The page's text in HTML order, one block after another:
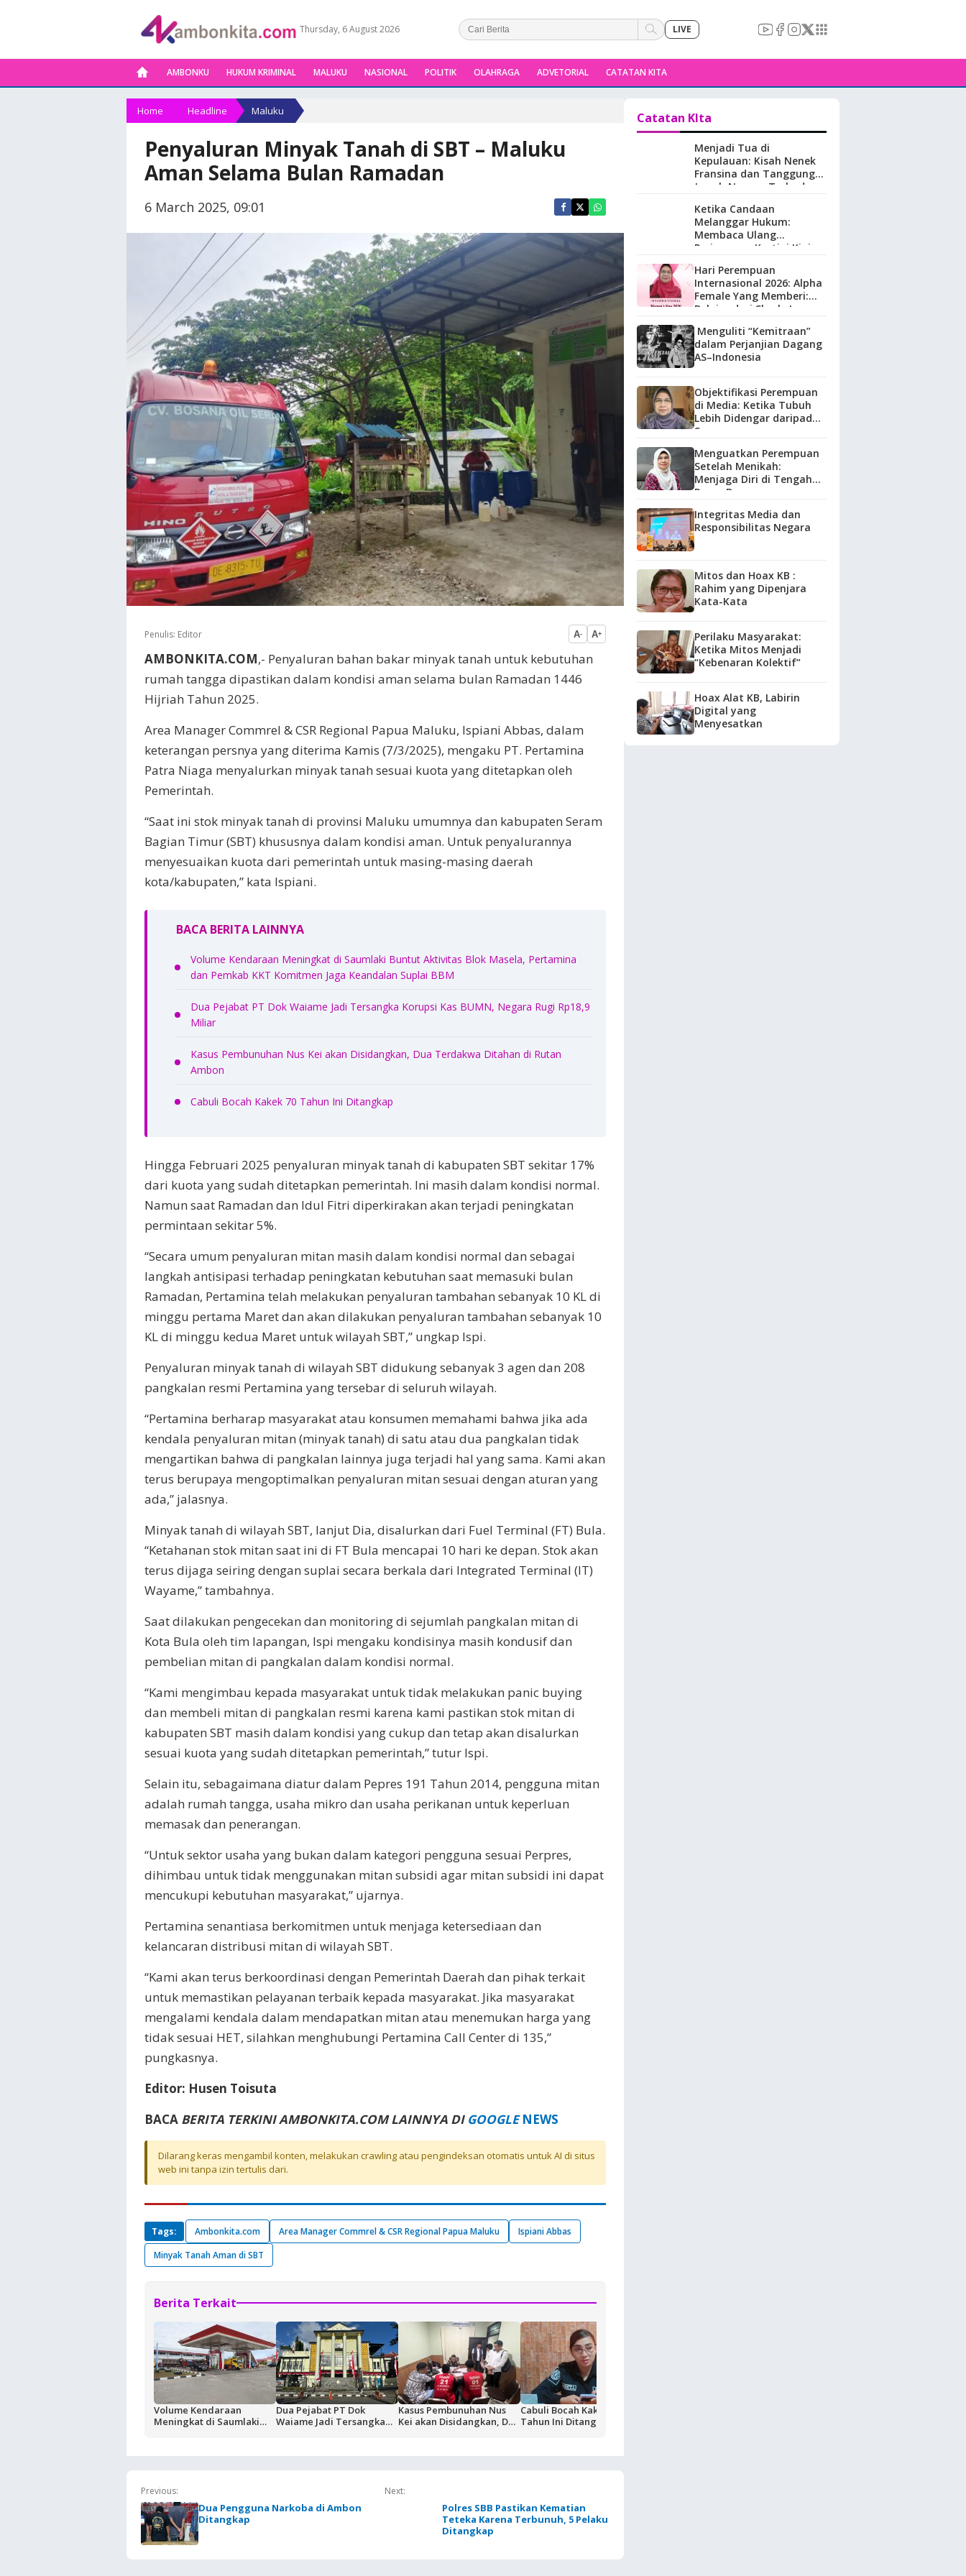
Thursday, 6 August 2026 LIVE
AMBONKU HUKUM KRIMINAL MALUKU NASIONAL POLITIK OLAHRAGA ADVETORIAL CATATAN KITA
Home Headline Maluku
Penyaluran Minyak Tanah di SBT – Maluku
Aman Selama Bulan Ramadan
6 March 2025, 09:01
Penulis: Editor A- A+
AMBONKITA.COM,- Penyaluran bahan bakar minyak tanah untuk kebutuhan
rumah tangga dipastikan dalam kondisi aman selama bulan Ramadan 1446
Hijriah Tahun 2025.
Area Manager Commrel & CSR Regional Papua Maluku, Ispiani Abbas, dalam
keterangan persnya yang diterima Kamis (7/3/2025), mengaku PT. Pertamina
Patra Niaga menyalurkan minyak tanah sesuai kuota yang ditetapkan oleh
Pemerintah.
“Saat ini stok minyak tanah di provinsi Maluku umumnya dan kabupaten Seram
Bagian Timur (SBT) khususnya dalam kondisi aman. Untuk penyalurannya
menyesuaikan kuota dari pemerintah untuk masing-masing daerah
kota/kabupaten,” kata Ispiani.
BACA BERITA LAINNYA
Volume Kendaraan Meningkat di Saumlaki Buntut Aktivitas Blok Masela, Pertamina
dan Pemkab KKT Komitmen Jaga Keandalan Suplai BBM
Dua Pejabat PT Dok Waiame Jadi Tersangka Korupsi Kas BUMN, Negara Rugi Rp18,9
Miliar
Kasus Pembunuhan Nus Kei akan Disidangkan, Dua Terdakwa Ditahan di Rutan
Ambon
Cabuli Bocah Kakek 70 Tahun Ini Ditangkap
Hingga Februari 2025 penyaluran minyak tanah di kabupaten SBT sekitar 17%
dari kuota yang sudah ditetapkan pemerintah. Ini masih dalam kondisi normal.
Namun saat Ramadan dan Idul Fitri diperkirakan akan terjadi peningkatan
permintaan sekitar 5%.
“Secara umum penyaluran mitan masih dalam kondisi normal dan sebagai
langkah antisipasi terhadap peningkatan kebutuhan saat memasuki bulan
Ramadan, Pertamina telah melakukan penyaluran tambahan sebanyak 10 KL di
minggu pertama Maret dan akan dilakukan penyaluran tambahan sebanyak 10
KL di minggu kedua Maret untuk wilayah SBT,” ungkap Ispi.
Penyaluran minyak tanah di wilayah SBT didukung sebanyak 3 agen dan 208
pangkalan resmi Pertamina yang tersebar di seluruh wilayah.
“Pertamina berharap masyarakat atau konsumen memahami bahwa jika ada
kendala penyaluran mitan (minyak tanah) di satu atau dua pangkalan tidak
mengartikan bahwa di pangkalan lainnya juga terjadi hal yang sama. Kami akan
terus berupaya mengoptimalkan penyaluran mitan sesuai dengan aturan yang
ada,” jalasnya.
Minyak tanah di wilayah SBT, lanjut Dia, disalurkan dari Fuel Terminal (FT) Bula.
“Ketahanan stok mitan saat ini di FT Bula mencapai 10 hari ke depan. Stok akan
terus dijaga seiring dengan suplai secara berkala dari Integrated Terminal (IT)
Wayame,” tambahnya.
Saat dilakukan pengecekan dan monitoring di sejumlah pangkalan mitan di
Kota Bula oleh tim lapangan, Ispi mengaku kondisinya masih kondusif dan
pembelian mitan di pangkalan dalam kondisi normal.
“Kami mengimbau kepada masyarakat untuk tidak melakukan panic buying
dan membeli mitan di pangkalan resmi karena kami pastikan stok mitan di
kabupaten SBT masih dalam kondisi yang cukup dan tetap akan disalurkan
sesuai kuota yang sudah ditetapkan pemerintah,” tutur Ispi.
Selain itu, sebagaimana diatur dalam Pepres 191 Tahun 2014, pengguna mitan
adalah rumah tangga, usaha mikro dan usaha perikanan untuk keperluan
memasak dan penerangan.
“Untuk sektor usaha yang bukan dalam kategori pengguna sesuai Perpres,
dihimbau untuk tidak menggunakan mitan subsidi agar mitan subsidi ini dapat
mencukupi kebutuhan masyarakat,” ujarnya.
Pertamina senantiasa berkomitmen untuk menjaga ketersediaan dan
kelancaran distribusi mitan di wilayah SBT.
“Kami akan terus berkoordinasi dengan Pemerintah Daerah dan pihak terkait
untuk memastikan pelayanan terbaik kepada masyarakat. Jika masyarakat
mengalami kendala dalam mendapatkan mitan atau menemukan harga yang
tidak sesuai HET, silahkan menghubungi Pertamina Call Center di 135,”
pungkasnya.
Editor: Husen Toisuta
BACA BERITA TERKINI AMBONKITA.COM LAINNYA DI GOOGLE NEWS
Dilarang keras mengambil konten, melakukan crawling atau pengindeksan otomatis untuk AI di situs
web ini tanpa izin tertulis dari.
Tags: Ambonkita.com Area Manager Commrel & CSR Regional Papua Maluku
Ispiani Abbas
Minyak Tanah Aman di SBT
Berita Terkait
Volume Kendaraan
Meningkat di Saumlaki
Dua Pejabat PT Dok
Waiame Jadi Tersangka
Kasus Pembunuhan Nus
Kei akan Disidangkan, Dua
Cabuli Bocah Kakek 70
Tahun Ini Ditangkap
Previous:
Dua Pengguna Narkoba di Ambon
Ditangkap
Next:
Polres SBB Pastikan Kematian
Teteka Karena Terbunuh, 5 Pelaku
Ditangkap
Catatan KIta
Menjadi Tua di
Kepulauan: Kisah Nenek
Fransina dan Tanggung
Jawab Negara Terhadap
Maluku.
Ketika Candaan
Melanggar Hukum:
Membaca Ulang
Perjuangan Kartini Kini
Hari Perempuan
Internasional 2026: Alpha
Female Yang Memberi:
Belajar dari Sherly Laos
Menguliti “Kemitraan”
dalam Perjanjian Dagang
AS–Indonesia
Objektifikasi Perempuan
di Media: Ketika Tubuh
Lebih Didengar daripada
Suara
Menguatkan Perempuan
Setelah Menikah:
Menjaga Diri di Tengah
Peran Baru
Integritas Media dan
Responsibilitas Negara
Mitos dan Hoax KB :
Rahim yang Dipenjara
Kata-Kata
Perilaku Masyarakat:
Ketika Mitos Menjadi
“Kebenaran Kolektif”
Hoax Alat KB, Labirin
Digital yang
Menyesatkan